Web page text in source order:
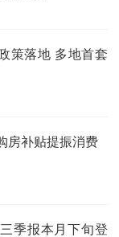
策落地 多地首套
房补贴提振消费
季报本月下旬登